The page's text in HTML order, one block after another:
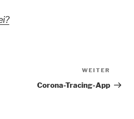
Beitrag
WEITER
Corona-Tracing-App